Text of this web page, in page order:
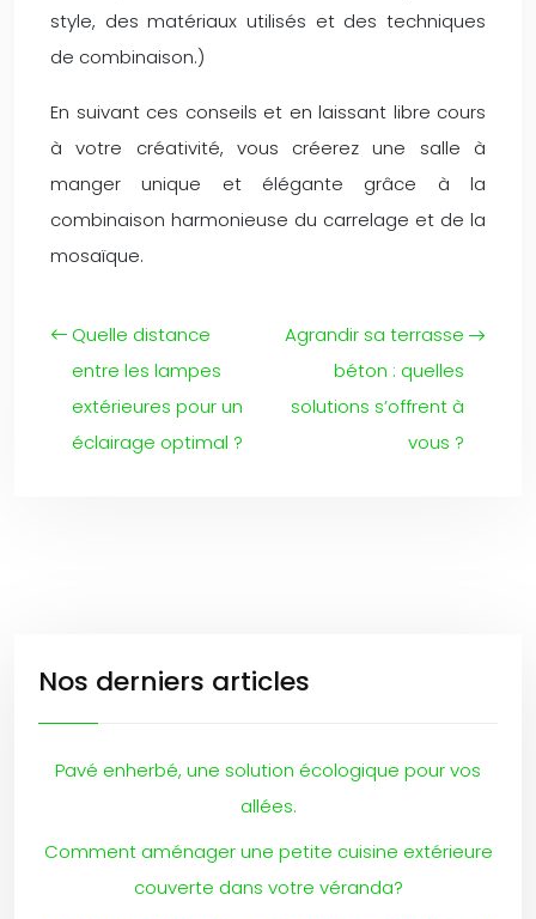
style, des matériaux utilisés et des techniques
de combinaison.)
En suivant ces conseils et en laissant libre cours
à votre créativité, vous créerez une salle à
manger unique et élégante grâce à la
combinaison harmonieuse du carrelage et de la
mosaïque.
Quelle distance
entre les lampes
extérieures pour un
éclairage optimal ?
Agrandir sa terrasse
béton : quelles
solutions s’offrent à
vous ?
Nos derniers articles
Pavé enherbé, une solution écologique pour vos
allées.
Comment aménager une petite cuisine extérieure
couverte dans votre véranda?